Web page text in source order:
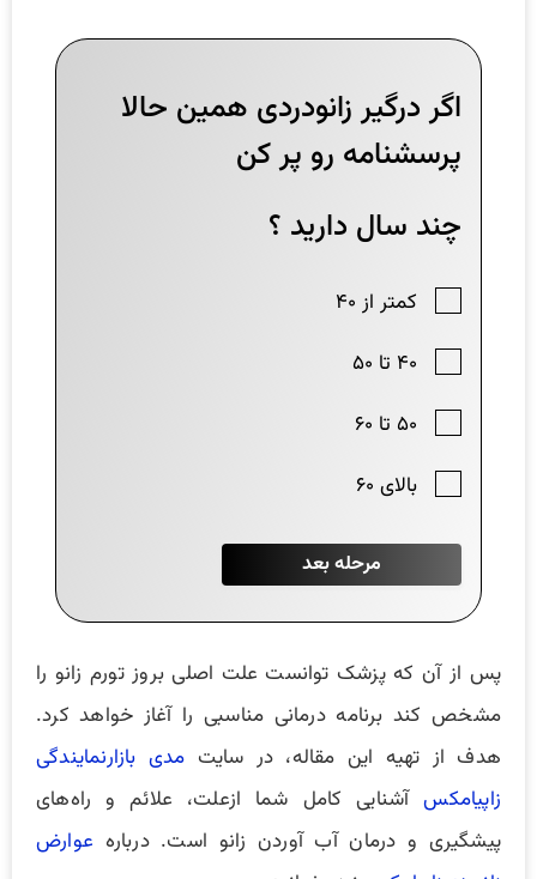
پس از آن که پزشک توانست علت اصلی بروز تورم زانو را
مشخص کند برنامه درمانی مناسبی را آغاز خواهد کرد.
هدف از تهیه این مقاله، در سایت مدی بازارنمایندگی
زاپیامکسآشنایی کامل شما ازعلت، علائم و راه‌های
پیشگیری و درمان آب آورد‌ن زانو است. درباره عوارض